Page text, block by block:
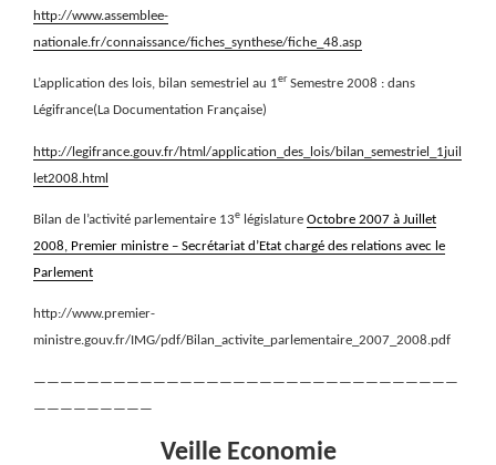
http://www.assemblee-
nationale.fr/connaissance/fiches_synthese/fiche_48.asp
L’application des lois, bilan semestriel au 1er Semestre 2008 : dans
Légifrance(La Documentation Française)
http://legifrance.gouv.fr/html/application_des_lois/bilan_semestriel_1juil
let2008.html
Bilan de l’activité parlementaire 13e législature Octobre 2007 à Juillet
2008, Premier ministre – Secrétariat d’Etat chargé des relations avec le
Parlement
http://www.premier-
ministre.gouv.fr/IMG/pdf/Bilan_activite_parlementaire_2007_2008.pdf
————————————————————————————————
—————————
Veille Economie